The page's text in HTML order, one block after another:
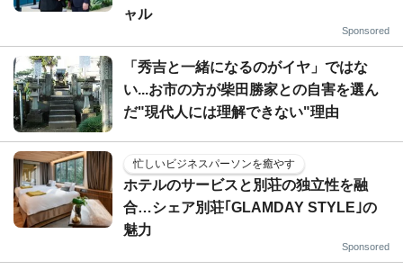
ャル
Sponsored
「秀吉と一緒になるのがイヤ」ではな
い...お市の方が柴田勝家との自害を選ん
だ"現代人には理解できない"理由
忙しいビジネスパーソンを癒やす
ホテルのサービスと別荘の独立性を融
合…シェア別荘｢GLAMDAY STYLE｣の
魅力
Sponsored